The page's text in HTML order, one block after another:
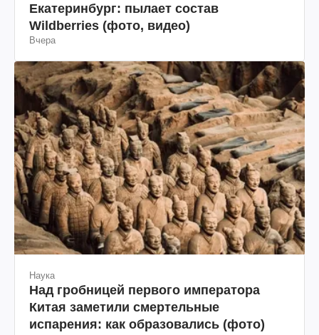
Екатеринбург: пылает состав
Wildberries (фото, видео)
Вчера
Наука
Над гробницей первого императора
Китая заметили смертельные
испарения: как образовались (фото)